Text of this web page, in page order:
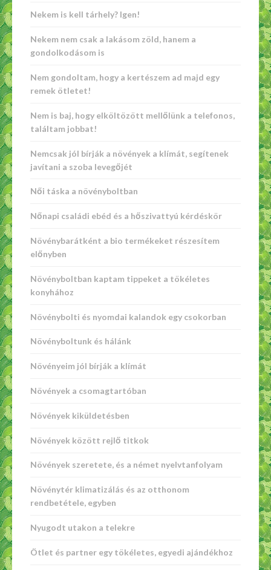
Nekem is kell tárhely? Igen!
Nekem nem csak a lakásom zöld, hanem a
gondolkodásom is
Nem gondoltam, hogy a kertészem ad majd egy
remek ötletet!
Nem is baj, hogy elköltözött mellőlünk a telefonos,
találtam jobbat!
Nemcsak jól bírják a növények a klímát, segítenek
javítani a szoba levegőjét
Női táska a növényboltban
Nőnapi családi ebéd és a hőszivattyú kérdéskör
Növénybarátként a bio termékeket részesítem
előnyben
Növényboltban kaptam tippeket a tökéletes
konyhához
Növénybolti és nyomdai kalandok egy csokorban
Növényboltunk és hálánk
Növényeim jól bírják a klímát
Növények a csomagtartóban
Növények kiküldetésben
Növények között rejlő titkok
Növények szeretete, és a német nyelvtanfolyam
Növénytér klimatizálás és az otthonom
rendbetétele, egyben
Nyugodt utakon a telekre
Ötlet és partner egy tökéletes, egyedi ajándékhoz